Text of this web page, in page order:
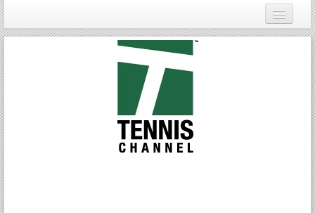
Login